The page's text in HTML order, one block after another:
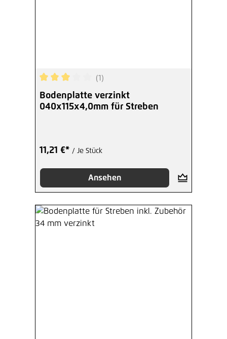
Durchschnittliche Bewertung von 3 von 5
(1)
Bodenplatte verzinkt
040x115x4,0mm für Streben
11,21 €* / Je Stück
Ansehen